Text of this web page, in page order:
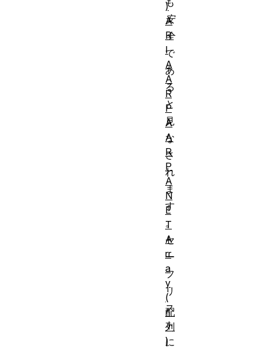
安
全
で
あ
る
と
見
な
さ
れ
ま
す
。
セ
ー
フ
リ
ス
ト
に
)
A
R
I
A
A
R
P
A
A
R
P
A
N
E
T
A
rr
a
y
(
配
列
)